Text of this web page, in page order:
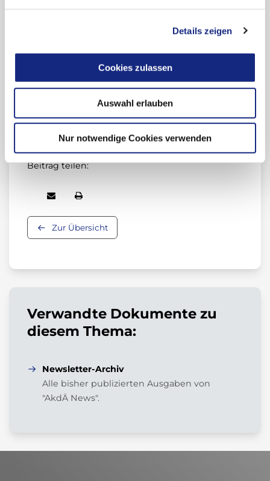
Details zeigen
Cookies zulassen
Auswahl erlauben
Nur notwendige Cookies verwenden
Risiken von Arzneimitteln zu verbessern und die
Bedeutung der Überwachung vor und nach der Zulassung
(Pharmakovigi­lanz) in den Blickpunkt zu rücken.
Beitrag teilen:
Zur Übersicht
Verwandte Dokumente zu
diesem Thema:
Newsletter-Archiv
Alle bisher publizierten Ausgaben von
"AkdÄ News".